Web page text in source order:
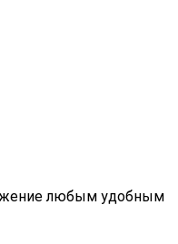
любым удобным